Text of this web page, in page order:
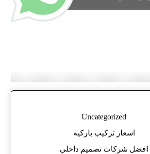
Uncategorized
اسعار تركيب باركيه
افضل شركات تصميم داخلي